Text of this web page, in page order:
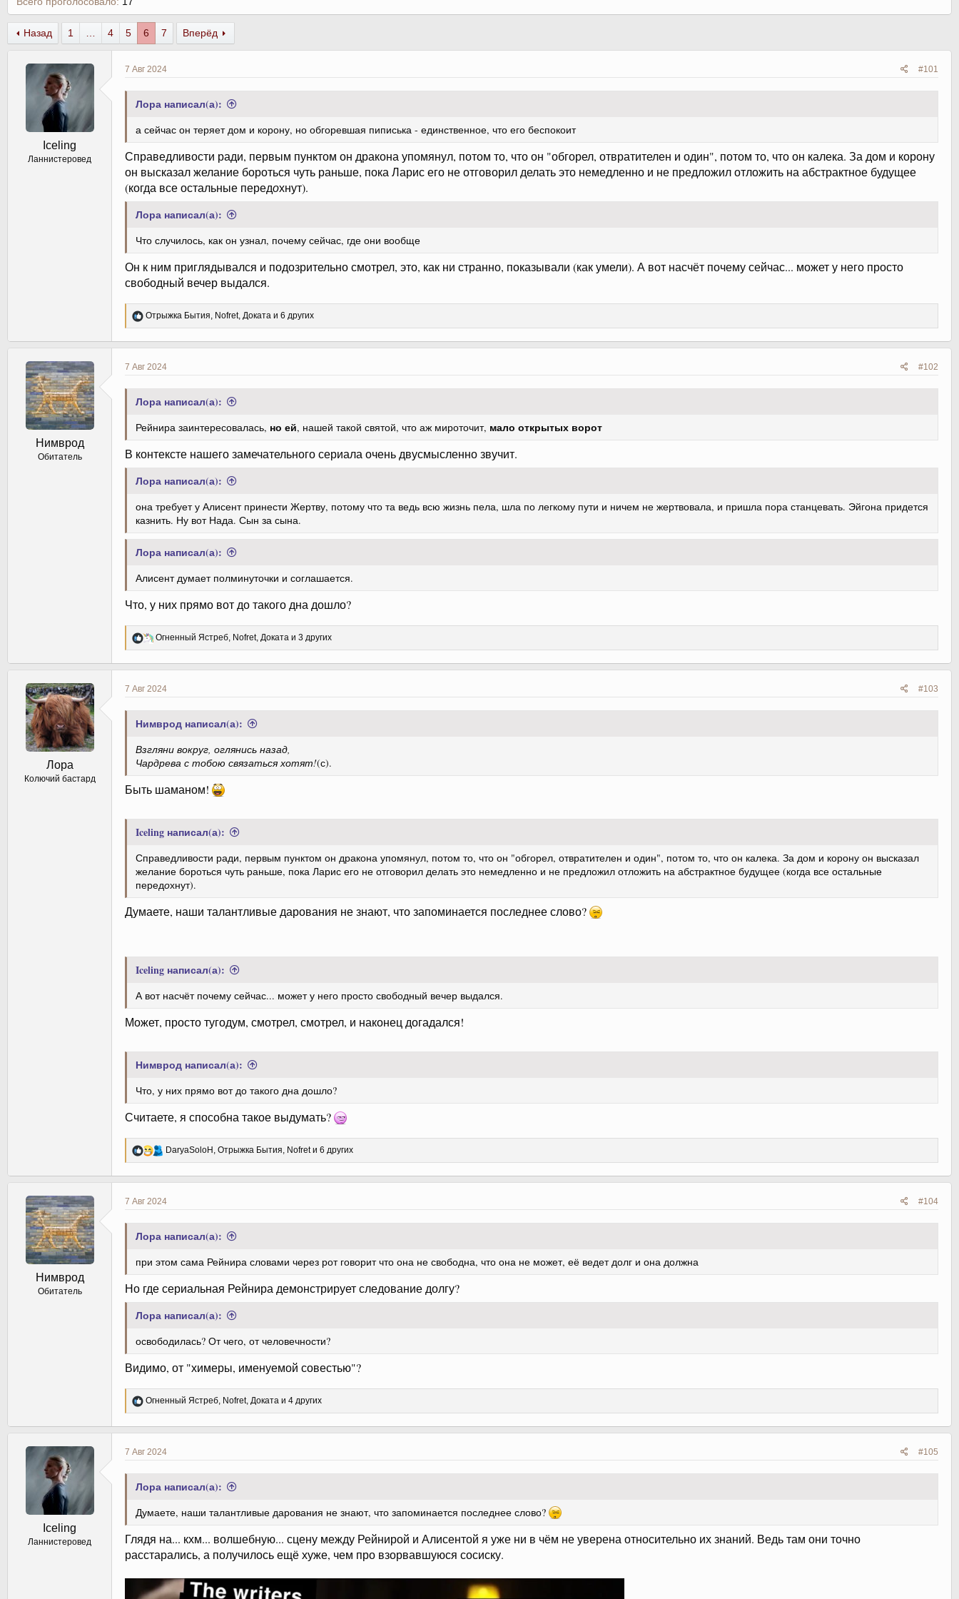
Назад 1 4 5 6 7 Вперёд
Iceling
Ланнистеровед
7 Авг 2024 #101
Лора написал(а):
а сейчас он теряет дом и корону, но обгоревшая пиписька - единственное, что его беспокоит
Справедливости ради, первым пунктом он дракона упомянул, потом то, что он "обгорел, отвратителен и один", потом то, что он калека. За дом и корону
он высказал желание бороться чуть раньше, пока Ларис его не отговорил делать это немедленно и не предложил отложить на абстрактное будущее
(когда все остальные передохнут).
Лора написал(а):
Что случилось, как он узнал, почему сейчас, где они вообще
Он к ним приглядывался и подозрительно смотрел, это, как ни странно, показывали (как умели). А вот насчёт почему сейчас... может у него просто
свободный вечер выдался.
Р
к
и
Отрыжка Бытия Nofret, Доката и 6 других
Нимврод
Обитатель
7 Авг 2024 #102
Лора написал(а):
Рейнира заинтересовалась, но ей, нашей такой святой, что аж мироточит, мало открытых ворот
В контексте нашего замечательного сериала очень двусмысленно звучит.
Лора написал(а):
она требует у Алисент принести Жертву, потому что та ведь всю жизнь пела, шла по легкому пути и ничем не жертвовала, и пришла пора станцевать. Эйгона придется
казнить. Ну вот Нада. Сын за сына.
Лора написал(а):
Алисент думает полминуточки и соглашается.
Что, у них прямо вот до такого дна дошло?
Р
к
и
Огненный Ястреб Nofret, Доката и 3 других
Лора
Колючий бастард
7 Авг 2024 #103
Нимврод написал(а):
Взгляни вокруг, оглянись назад,
Чардрева с тобою связаться хотят!(с).
Быть шаманом!
Iceling написал(а):
Справедливости ради, первым пунктом он дракона упомянул, потом то, что он "обгорел, отвратителен и один", потом то, что он калека. За дом и корону он высказал
желание бороться чуть раньше, пока Ларис его не отговорил делать это немедленно и не предложил отложить на абстрактное будущее (когда все остальные
передохнут).
Думаете, наши талантливые дарования не знают, что запоминается последнее слово?
Iceling написал(а):
А вот насчёт почему сейчас... может у него просто свободный вечер выдался.
Может, просто тугодум, смотрел, смотрел, и наконец догадался!
Нимврод написал(а):
Что, у них прямо вот до такого дна дошло?
Считаете, я способна такое выдумать?
Р
к
и
DaryaSoloH Отрыжка Бытия Nofretи 6 других
Нимврод
Обитатель
7 Авг 2024 #104
Лора написал(а):
при этом сама Рейнира словами через рот говорит что она не свободна, что она не может, её ведет долг и она должна
Но где сериальная Рейнира демонстрирует следование долгу?
Лора написал(а):
освободилась? От чего, от человечности?
Видимо, от "химеры, именуемой совестью"?
Р
к
и
Огненный Ястреб Nofret, Доката и 4 других
Iceling
Ланнистеровед
7 Авг 2024 #105
Лора написал(а):
Думаете, наши талантливые дарования не знают, что запоминается последнее слово?
Глядя на... кхм... волшебную... сцену между Рейнирой и Алисентой я уже ни в чём не уверена относительно их знаний. Ведь там они точно
расстарались, а получилось ещё хуже, чем про взорвавшуюся сосиску.